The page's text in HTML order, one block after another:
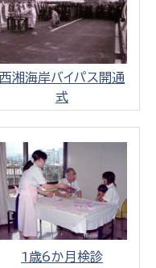
西湘海岸バイパス開通
式
1歳6か月検診